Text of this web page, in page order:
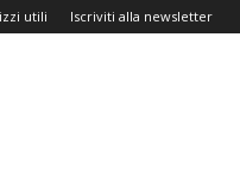
utili Iscriviti alla newsletter